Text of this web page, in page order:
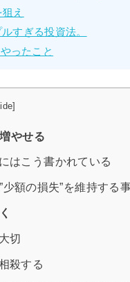
え
すぎる投資法。
ったこと
やせる
はこう書かれている
額の損失”を維持する
切
殺する